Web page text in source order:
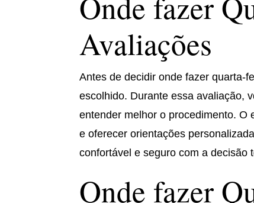
Avaliações
Antes de decidir onde fazer quarta-
escolhido. Durante essa avaliação,
entender melhor o procedimento. O
e oferecer orientações
confortável e seguro com a decisão
Onde fazer